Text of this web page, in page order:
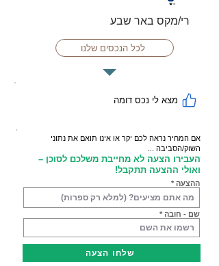
רי/מקס באר שבע
לכל הנכסים שלנו
מצא לי נכס דומה
אם המחיר נראה לכם יקר או אינו תואם את נתוני
השוק/הסביבה ...
העבירו הצעה לא מחייבת משלכם לסוכן –
ואולי ההצעה תתקבל!
ההצעה
שם - חובה
שלחו הצעה